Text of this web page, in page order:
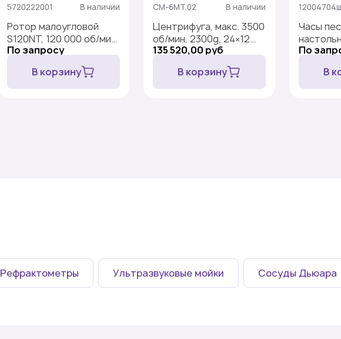
5720222001 В наличии
Ротор малоугловой
S120NT, 120 000 об/мин,
586000 ×g, 8×2 мл
По запросу
В корзину
CM-6MT.02 В наличии
Центрифуга, макс. 3500
об/мин, 2300g, 24×12
мл, ротор 6М.02,
135 520,00 руб
В корзину
Часы
ЧПН-5, 1
По
В
Рефрактометры Ультразвуковые мойки Сосуды Дьюара